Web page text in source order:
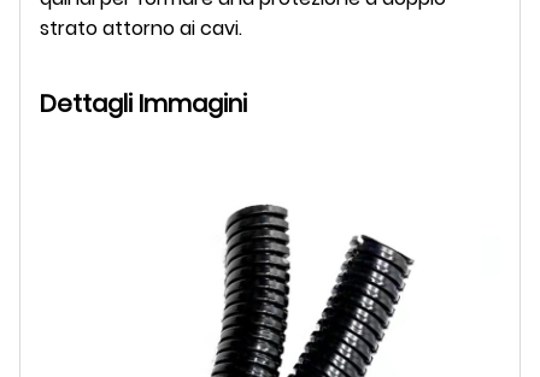
strato attorno ai cavi.
Dettagli Immagini